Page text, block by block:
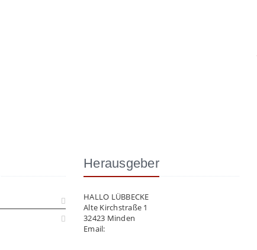
Herausgeber
HALLO LÜBBECKE
Alte Kirchstraße 1
32423 Minden
Email: